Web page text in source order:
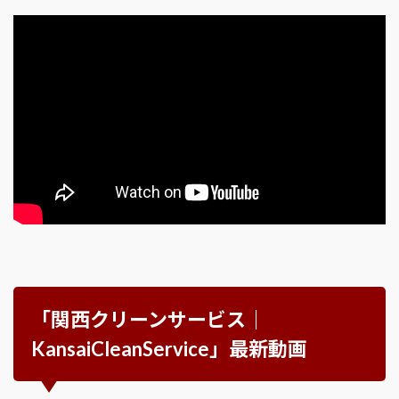
「関西クリーンサービス｜
KansaiCleanService」最新動画